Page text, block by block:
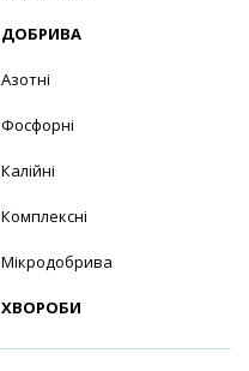
ДОБРИВА
Азотні
Фосфорні
Калійні
Комплексні
Мікродобрива
ХВОРОБИ